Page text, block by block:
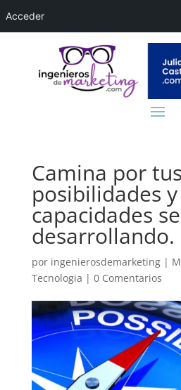
Camina por tus
posibilidades
capacidades
desarrollando.
por ingenierosdemarketing|
Tecnologia | 0 Comentarios
Acceder